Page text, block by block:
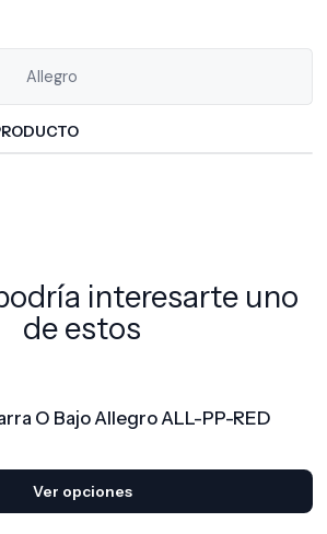
Allegro
interesarte uno
de estos
O Bajo Allegro ALL-PP-RED
Ver opciones